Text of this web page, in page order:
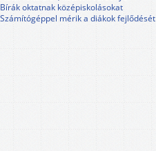
Bírák oktatnak középiskolásokat
Számítógéppel mérik a diákok fejlődését